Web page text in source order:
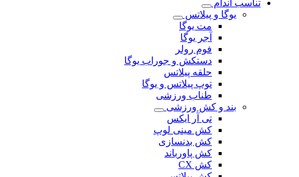
تناسب اندام
یوگا و پیلاتس
مت یوگا
آجر یوگا
فوم رولر
دستکش و جوراب یوگا
حلقه پیلاتس
توپ پیلاتس و یوگا
طناب ورزشی
بند و کش ورزشی
تی آر ایکس
کش مینی لوپ
کش بدنسازی
کش پاورباند
کش CX